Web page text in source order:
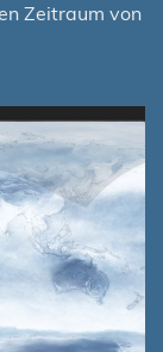
Zeitraum von